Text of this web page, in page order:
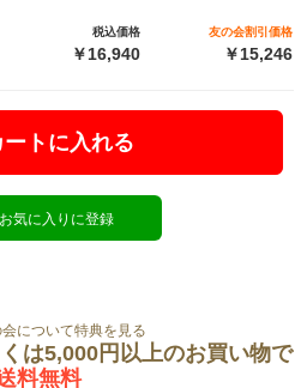
税込価格
￥16,940
友の会割引価格
￥15,246
ートに入れる
お気に入りに登録
について特典を見る
は5,000円以上のお買い物で
料無料